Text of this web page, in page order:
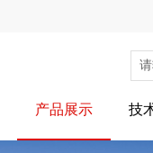
产品展示 技